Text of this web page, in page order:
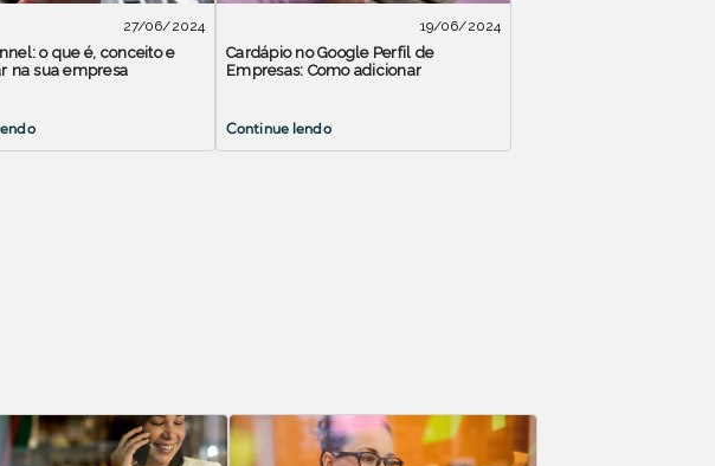
27/06/2024
o que é, conceito e
na sua empresa
19/06/2024
Cardápio no Google Perfil de
Empresas: Como adicionar
Continue lendo